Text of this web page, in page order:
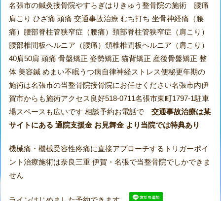
名張市の鍼灸接骨院やすらぎはりきゅう整骨院の施術 腰痛
肩こり ひざ痛 頭痛 交通事故治療 むち打ち 坐骨神経痛（腰
痛）腰部脊柱管狭窄症（腰痛）頚部脊柱管狭窄症（肩こり）
腰部椎間板ヘルニア（腰痛）頚椎椎間板ヘルニア（肩こり）
40肩50肩 頭痛 骨盤矯正 姿勢矯正 猫背矯正 産後骨盤矯正 整
体 美容鍼 めまい不眠うつ病自律神経ストレス便秘更年期の
施術は名張市の当整骨院接骨院にお任せください名張市内伊
賀市からも施術アクセス良好518-0711名張市東町1797-1駐車
場スペースも広いです 相談予約お電話で交通事故治療は某
サイトにある 通院支援金 お見舞金 より当院では特典あり
機械痛・機械受容性疼痛に直接アプローチするトリガーポイ
ント治療施術は奈良三重 伊賀・名張で当整骨院でしかできま
せん